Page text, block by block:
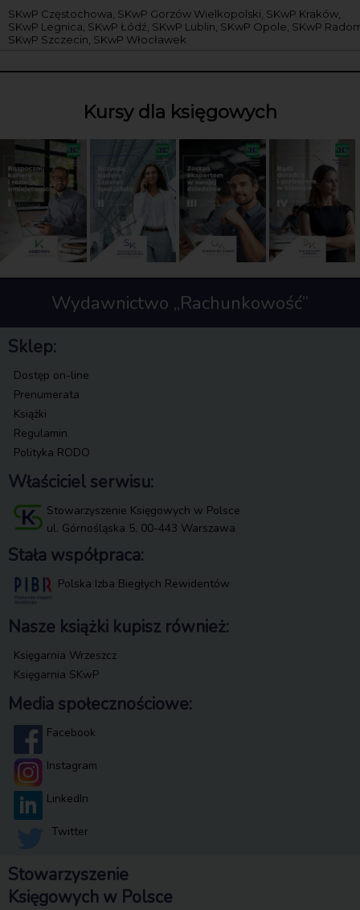
SKwP Częstochowa, SKwP Gorzów Wielkopolski, SKwP Kraków,
SKwP Legnica, SKwP Łódź, SKwP Lublin, SKwP Opole, SKwP
SKwP Szczecin, SKwP Włocławek
Kursy dla księgowych
Wydawnictwo „Rachunkowość”
Sklep:
Dostęp on-line
Prenumerata
Książki
Regulamin
Polityka RODO
Właściciel serwisu:
Stowarzyszenie Księgowych w Polsce
ul. Górnośląska 5, 00-443 Warszawa
Stała współpraca:
Polska Izba Biegłych Rewidentów
Nasze książki kupisz również:
Księgarnia Wrzeszcz
Księgarnia SKwP
Media społecznościowe:
Facebook
Instagram
LinkedIn
Twitter
Stowarzyszenie
Księgowych w Polsce